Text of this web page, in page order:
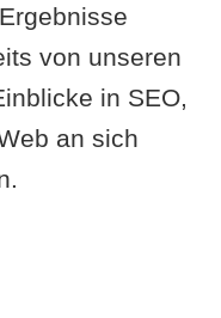
von unseren
in SEO,
an sich